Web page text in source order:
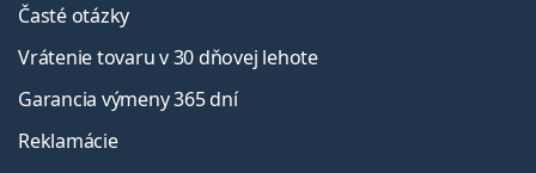
Časté otázky
Vrátenie tovaru v 30 dňovej lehote
Garancia výmeny 365 dní
Reklamácie